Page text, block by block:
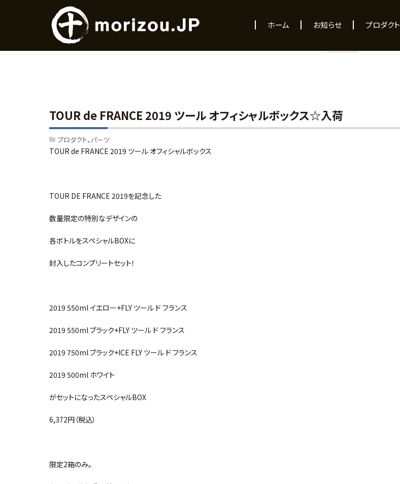
ホーム お知らせ プロダクト
NEWS
TOUR de FRANCE 2019 ツール オフィシャルボックス☆入荷
プロダクト パーツ
TOUR de FRANCE 2019 ツール オフィシャルボックス
TOUR DE FRANCE 2019を記念した
数量限定の特別なデザインの
各ボトルをスペシャルBOXに
封入したコンプリートセット！
2019 550ml イエロー+FLY ツール ド フランス
2019 550ml ブラック+FLY ツール ド フランス
2019 750ml ブラック+ICE FLY ツール ド フランス
2019 500ml ホワイト
がセットになったスペシャルBOX
6,372円（税込）
限定2箱のみ。